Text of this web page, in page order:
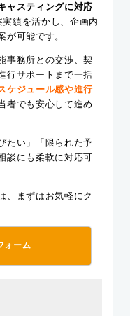
ャスティングに対応
績を活かし、企画内
が可能です。
事務所との交渉、契
行サポートまで一括
ケジュール感や進行
者でも安心して進め
たい」「限られた予
談にも柔軟に対応可
、まずはお気軽にク
ォーム